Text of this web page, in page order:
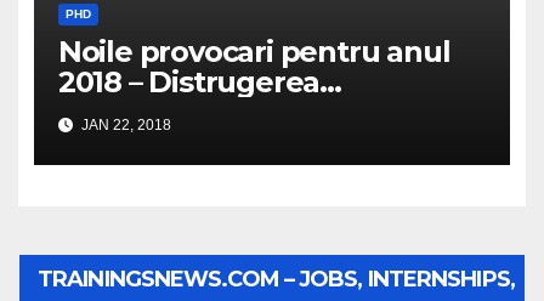
PHD
Noile provocari pentru anul
2018 – Distrugerea
structurilor EUro-Atlanti…
JAN 22, 2018
TRAININGSNEWS.COM – JOBS, INTERNSHIPS,